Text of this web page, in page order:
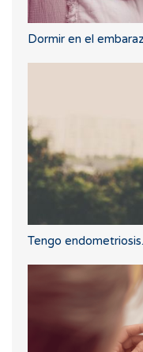
Dormir en el
Tengo